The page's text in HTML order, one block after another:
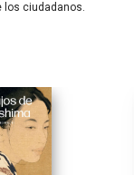
los ciudadanos.